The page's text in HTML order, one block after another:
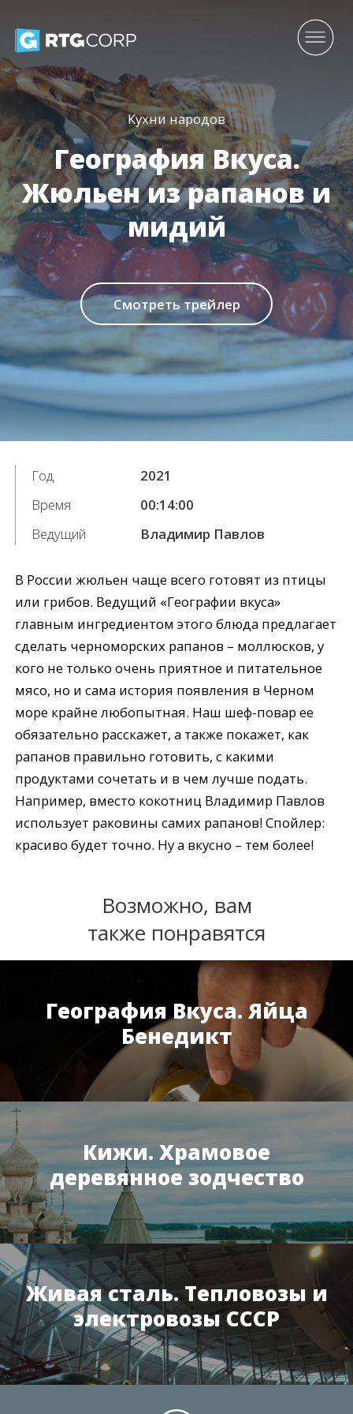
Кухни народов
География Вкуса.
Жюльен из рапанов и
мидий
Смотреть трейлер
Год
2021
Время
00:14:00
Ведущий
Владимир Павлов
В России жюльен чаще всего готовят из птицы
или грибов. Ведущий «Географии вкуса»
главным ингредиентом этого блюда предлагает
сделать черноморских рапанов – моллюсков, у
кого не только очень приятное и питательное
мясо, но и сама история появления в Черном
море крайне любопытная. Наш шеф-повар ее
обязательно расскажет, а также покажет, как
рапанов правильно готовить, с какими
продуктами сочетать и в чем лучше подать.
Например, вместо кокотниц Владимир Павлов
использует раковины самих рапанов! Спойлер:
красиво будет точно. Ну а вкусно – тем более!
Возможно, вам
также понравятся
География Вкуса. Яйца
Бенедикт
Кижи. Храмовое
деревянное зодчество
Живая сталь. Тепловозы и
электровозы СССР